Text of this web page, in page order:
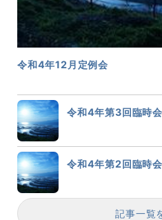
令和4年12月定例会
令和4年第3回臨時会
令和4年第2回臨時会
記事一覧